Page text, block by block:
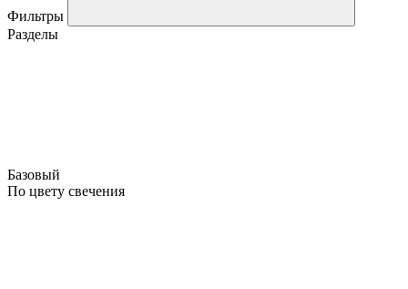
Фильтры
Разделы
Базовый
По цвету свечения